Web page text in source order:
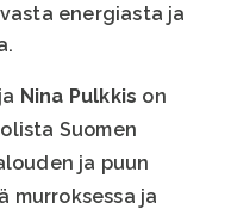
energiasta ja
Nina Pulkkis on
Suomen
ja puun
murroksessa ja